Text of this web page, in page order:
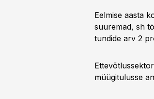
Eelmise aasta
suuremad, sh
tundide arv 2
müügitulusse